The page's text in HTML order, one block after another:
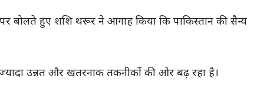
पर बोलते हुए शशि थरूर ने आगाह किया कि पाकिस्तान की सैन्य
उन्नत और खतरनाक तकनीकों की ओर बढ़ रहा है।